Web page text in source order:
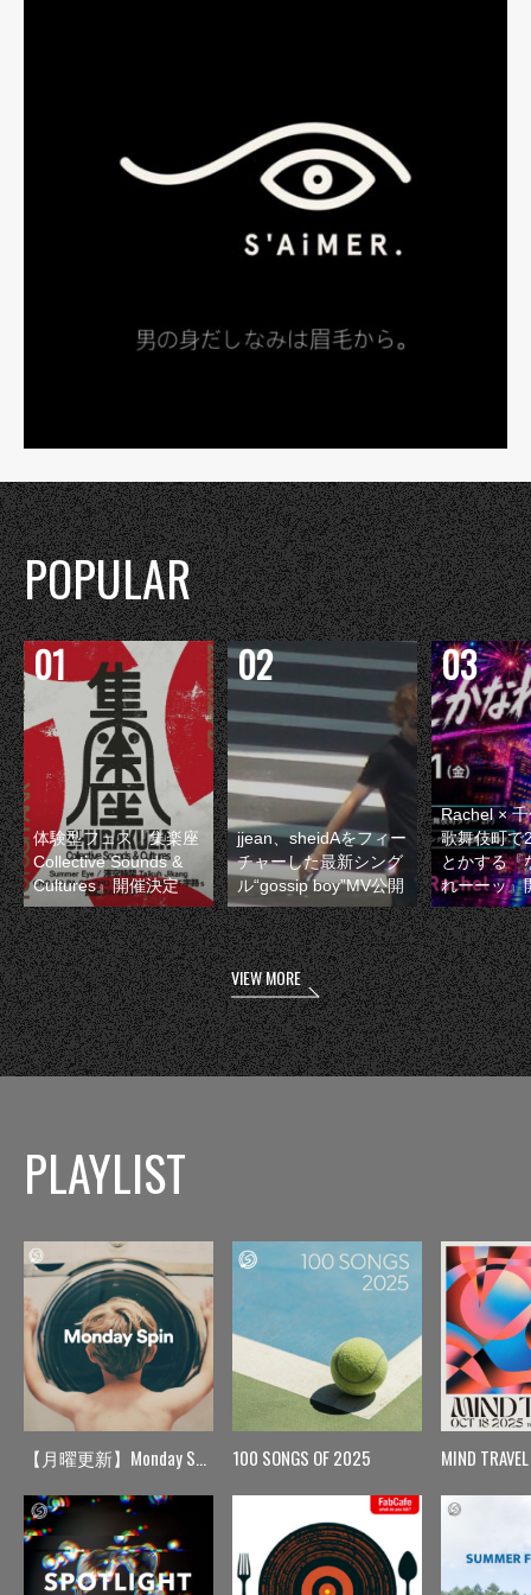
POPULAR
体験型フェス『集楽座
Collective Sounds &
Cultures』開催決定
jjean、sheidAをフィー
チャーした最新シング
ル“gossip boy”MV公開
Rachel ×
歌舞伎町で
とかする『
れーーッ』
VIEW MORE
PLAYLIST
【月曜更新】Monday Spin 100 SONGS OF 2025 MIND TRAVEL